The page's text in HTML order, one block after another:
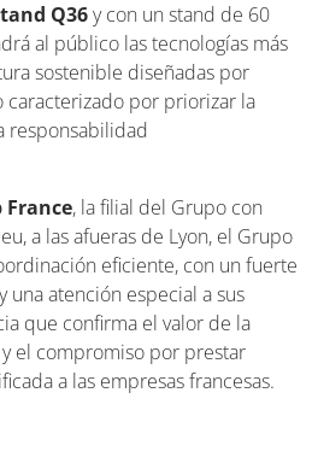
Q36y con un stand de 60
al público las tecnologías más
sostenible diseñadas por
caracterizado por priorizar la
responsabilidad
France, la filial del Grupo con
a las afueras de Lyon, el Grupo
eficiente, con un fuerte
atención especial a sus
que confirma el valor de la
el compromiso por prestar
a las empresas francesas.